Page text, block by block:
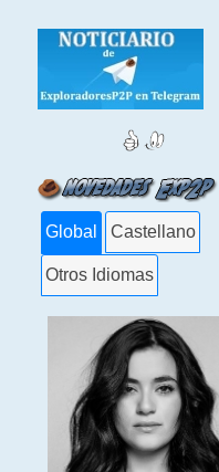
Global Castellano
Otros Idiomas